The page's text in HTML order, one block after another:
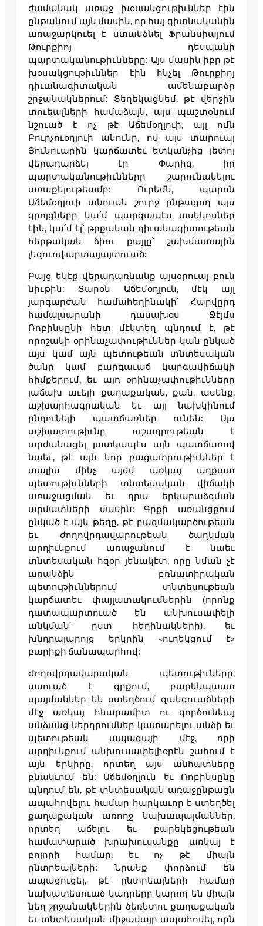
ժամանակ առաջ խօսակցութիւններ էին
ընթանում այն մասին, որ հայ գիտնականին
առաջարկուել է ստանձնել Ֆրանսիայում
Թուրքիոյ դեսպանի
պարտականութիւնները: Այս մասին իբր թէ
խօսակցութիւններ էին հնչել Թուրքիոյ
դիւանագիտական ամենաբարձր
շրջանակներում: Տեղեկացնեմ, թէ վերջին
տուեալների համաձայն, այս պաշտօնում
նշուած է ոչ թէ Աճեմօղլուի, այլ ոմն
Բուրչուօղլուի անունը, ով այս տարուայ
Յունուարին կարճատեւ ետկանչից յետոյ
վերադարձել էր Փարիզ, իր
պարտականութիւնները շարունակելու
առաքելութեամբ: Ուրեմն, պարոն
Աճեմօղլուի անուան շուրջ ընթացող այս
զրոյցները կա՛մ պարզապէս ասեկոսներ
էին, կա՛մ էլ՝ թրքական դիւանագիտութեան
հերթական ձիու քայլը՝ շախմատային
լեզուով արտայայտուած:
Բայց եկէք վերադառնանք այսօրուայ բուն
նիւթին: Տարօն Աճեմօղլուն, մէկ այլ
յարգարժան համահեղինակի՝ Հարվըրդ
համալսարանի դասախօս Ջէյմս
Ռոբինսընի հետ մէկտեղ պնդում է, թէ
որոշակի օրինաչափութիւններ կան ընկած
այս կամ այն պետութեան տնտեսական
ծանր կամ բարգաւաճ կարգավիճակի
հիմքերում, եւ այդ օրինաչափութիւնները
յաճախ աւելի քաղաքական, քան, ասենք,
աշխարհագրական եւ այլ նախկինում
ընդունելի պատճառներ ունեն: Այս
աշխատութիւնը ուշադրութեան է
արժանացել յատկապէս այն պատճառով
նաեւ, թէ այն նոր բացատրութիւններ է
տալիս մինչ այժմ առկայ աղքատ
պետութիւնների տնտեսական վիճակի
առաջացման եւ դրա երկարաձգման
արմատների մասին: Գրքի առանցքում
ընկած է այն թեզը, թէ բազմակարծութեան
եւ ժողովրդավարութեան ծաղկման
արդիւնքում առաջանում է նաեւ
տնտեսական հզօր յենակէտ, որը նման չէ
առանձին բռնատիրական
պետութիւններում տնտեսութեան
կարճատեւ փայլատակումներին (որոնք
դատապարտուած են անխուսափելի
անկման՝ ըստ հեղինակների), եւ
խնդրայարոյց երկրին «ուղեկցում է»
բարիքի ճանապարհով:
Ժողովրդավարական պետութիւները,
ասուած է գրքում, բարենպաստ
պայմաններ են ստեղծում զանգուածների
մէջ առկայ հնարամիտ ու գործունեայ
անձանց ներդրումներ կատարելու անձի եւ
պետութեան ապագայի մէջ, որի
արդիւնքում անխուսափելիօրէն շահում է
այն երկիրը, որտեղ այս անհատները
բնակւում են: Աճեմօղլուն եւ Ռոբինսընը
պնդում են, թէ տնտեսական առաջընթացն
ապահովելու համար հարկաւոր է ստեղծել
քաղաքական առողջ նախապայմաններ,
որտեղ աճելու եւ բարեկեցութեան
համատարած խրախուսանքը առկայ է
բոլորի համար, եւ ոչ թէ միայն
ընտրեալների: Նրանք փորձում են
ապացուցել, թէ ընտրեալների համար
նախատեսուած կադրերը կարող են միայն
նեղ շրջանակներին ձեռնտու քաղաքական
եւ տնտեսական միջավայր ապահովել, որն